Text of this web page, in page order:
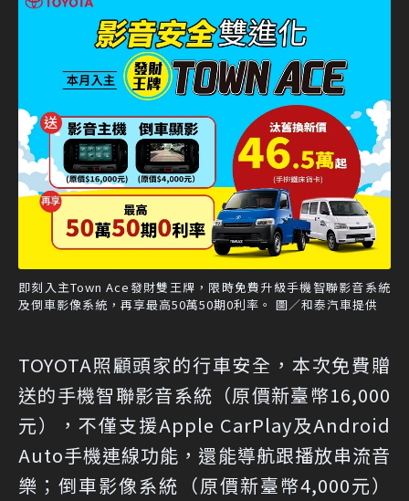
即刻入主Town Ace發財雙王牌，限時免費升級手機智聯影音系統
及倒車影像系統，再享最高50萬50期0利率。 圖／和泰汽車提供
TOYOTA照顧頭家的行車安全，本次免費贈
送的手機智聯影音系統（原價新臺幣16,000
元），不僅支援Apple CarPlay及Android
Auto手機連線功能，還能導航跟播放串流音
樂；倒車影像系統（原價新臺幣4,000元）